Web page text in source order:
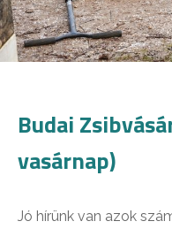
Budai
vasárnap)
Jó hírünk van azok